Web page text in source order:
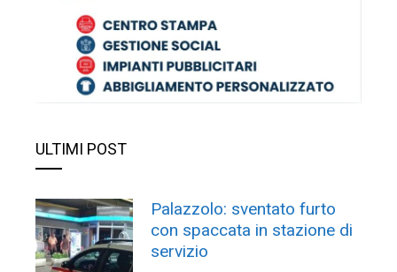
ULTIMI POST
Palazzolo: sventato furto
con spaccata in stazione di
servizio